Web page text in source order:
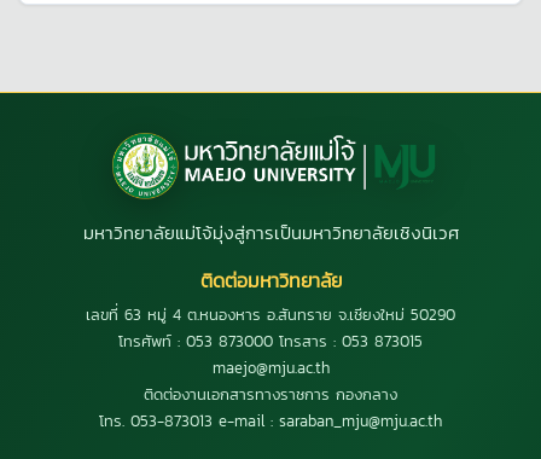
มหาวิทยาลัยแม่โจ้มุ่งสู่การเป็นมหาวิทยาลัยเชิงนิเวศ
ติดต่อมหาวิทยาลัย
เลขที่ 63 หมู่ 4 ต.หนองหาร อ.สันทราย จ.เชียงใหม่ 50290
โทรศัพท์ : 053 873000 โทรสาร : 053 873015
maejo@mju.ac.th
ติดต่องานเอกสารทางราชการ กองกลาง
โทร. 053-873013 e-mail : saraban_mju@mju.ac.th